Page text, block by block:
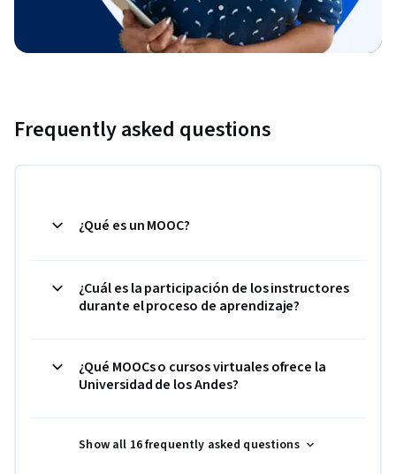
Frequently asked questions
¿Qué es un MOOC?
¿Cuál es la participación de los instructores
durante el proceso de aprendizaje?
¿Qué MOOCs o cursos virtuales ofrece la
Universidad de los Andes?
Show all 16 frequently asked questions